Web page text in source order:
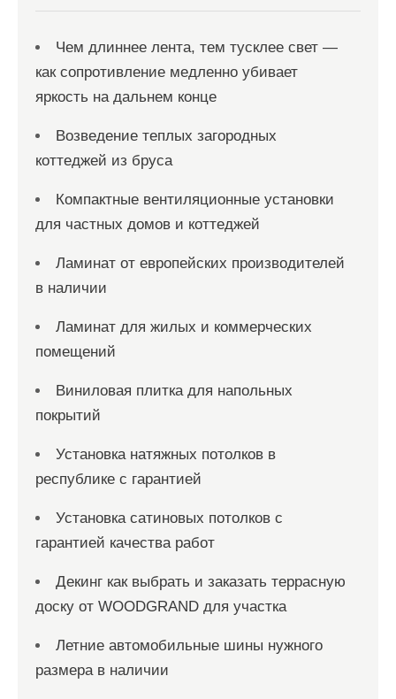
Чем длиннее лента, тем тусклее свет —
как сопротивление медленно убивает
яркость на дальнем конце
Возведение теплых загородных
коттеджей из бруса
Компактные вентиляционные установки
для частных домов и коттеджей
Ламинат от европейских производителей
в наличии
Ламинат для жилых и коммерческих
помещений
Виниловая плитка для напольных
покрытий
Установка натяжных потолков в
республике с гарантией
Установка сатиновых потолков с
гарантией качества работ
Декинг как выбрать и заказать террасную
доску от WOODGRAND для участка
Летние автомобильные шины нужного
размера в наличии